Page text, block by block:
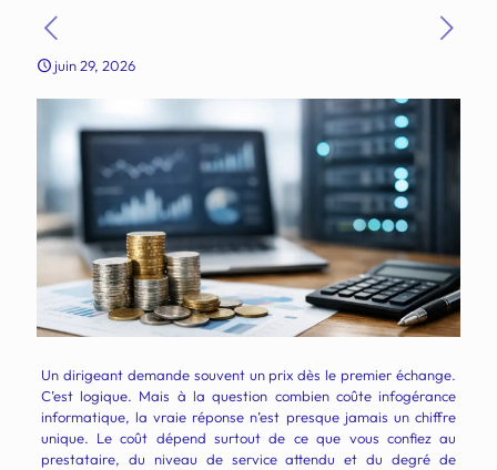
juin 29, 2026
Un dirigeant demande souvent un prix dès le premier échange.
C’est logique. Mais à la question combien coûte infogérance
informatique, la vraie réponse n’est presque jamais un chiffre
unique. Le coût dépend surtout de ce que vous confiez au
prestataire, du niveau de service attendu et du degré de